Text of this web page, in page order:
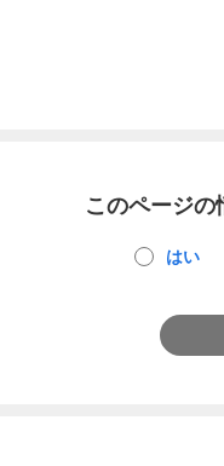
このページの
はい